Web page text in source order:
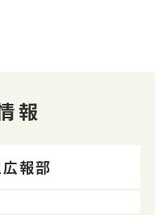
報
報部